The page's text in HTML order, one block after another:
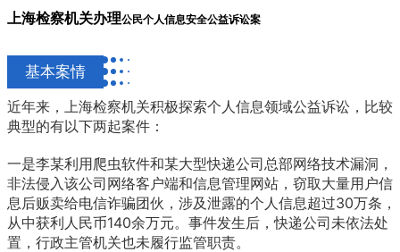
上海检察机关办理公民个人信息安全公益诉讼案
基本案情
近年来，上海检察机关积极探索个人信息领域公益诉讼，比较
典型的有以下两起案件：
一是李某利用爬虫软件和某大型快递公司总部网络技术漏洞，
非法侵入该公司网络客户端和信息管理网站，窃取大量用户信
息后贩卖给电信诈骗团伙，涉及泄露的个人信息超过30万条，
从中获利人民币140余万元。事件发生后，快递公司未依法处
置，行政主管机关也未履行监管职责。